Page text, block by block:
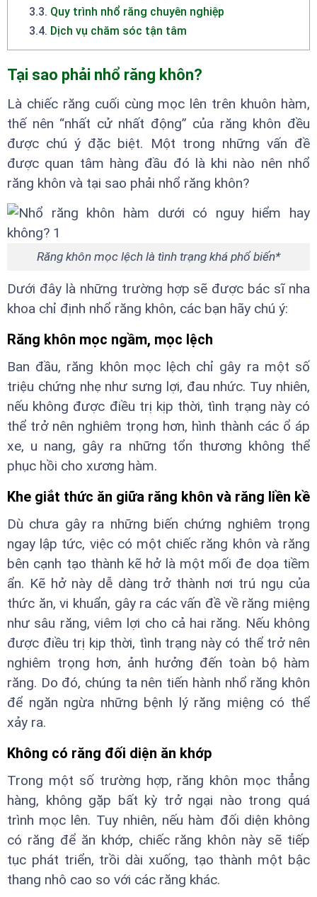
3.3. Quy trình nhổ răng chuyên nghiệp
3.4. Dịch vụ chăm sóc tận tâm
Tại sao phải nhổ răng khôn?
Là chiếc răng cuối cùng mọc lên trên khuôn hàm,
thế nên “nhất cử nhất động” của răng khôn đều
được chú ý đặc biệt. Một trong những vấn đề
được quan tâm hàng đầu đó là khi nào nên nhổ
răng khôn và tại sao phải nhổ răng khôn?
Răng khôn mọc lệch là tình trạng khá phổ biến*
Dưới đây là những trường hợp sẽ được bác sĩ nha
khoa chỉ định nhổ răng khôn, các bạn hãy chú ý:
Răng khôn mọc ngầm, mọc lệch
Ban đầu, răng khôn mọc lệch chỉ gây ra một số
triệu chứng nhẹ như sưng lợi, đau nhức. Tuy nhiên,
nếu không được điều trị kịp thời, tình trạng này có
thể trở nên nghiêm trọng hơn, hình thành các ổ áp
xe, u nang, gây ra những tổn thương không thể
phục hồi cho xương hàm.
Khe giắt thức ăn giữa răng khôn và răng liền kề
Dù chưa gây ra những biến chứng nghiêm trọng
ngay lập tức, việc có một chiếc răng khôn và răng
bên cạnh tạo thành kẽ hở là một mối đe dọa tiềm
ẩn. Kẽ hở này dễ dàng trở thành nơi trú ngụ của
thức ăn, vi khuẩn, gây ra các vấn đề về răng miệng
như sâu răng, viêm lợi cho cả hai răng. Nếu không
được điều trị kịp thời, tình trạng này có thể trở nên
nghiêm trọng hơn, ảnh hưởng đến toàn bộ hàm
răng. Do đó, chúng ta nên tiến hành nhổ răng khôn
để ngăn ngừa những bệnh lý răng miệng có thể
xảy ra.
Không có răng đối diện ăn khớp
Trong một số trường hợp, răng khôn mọc thẳng
hàng, không gặp bất kỳ trở ngại nào trong quá
trình mọc lên. Tuy nhiên, nếu hàm đối diện không
có răng để ăn khớp, chiếc răng khôn này sẽ tiếp
tục phát triển, trồi dài xuống, tạo thành một bậc
thang nhô cao so với các răng khác.